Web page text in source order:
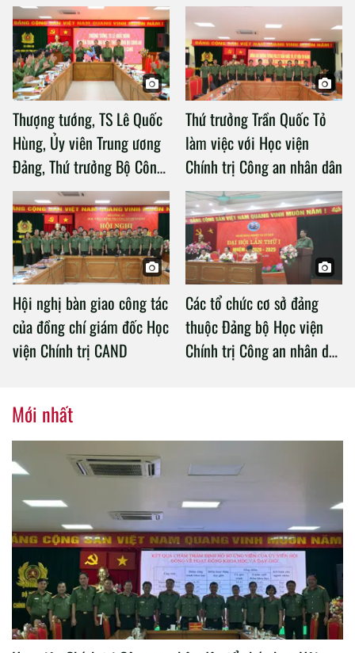
Thượng tướng, TS Lê Quốc
Hùng, Ủy viên Trung ương
Đảng, Thứ trưởng Bộ Công
an làm việc với Học viện
Chính trị Công an nhân dân
Thứ trưởng Trần Quốc Tỏ
làm việc với Học viện
Chính trị Công an nhân dân
Hội nghị bàn giao công tác
của đồng chí giám đốc Học
viện Chính trị CAND
Các tổ chức cơ sở đảng
thuộc Đảng bộ Học viện
Chính trị Công an nhân dân
Mới nhất